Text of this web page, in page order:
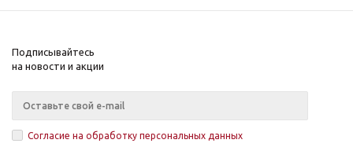
Подписывайтесь
на новости и акции
Согласие на обработку персональных данных